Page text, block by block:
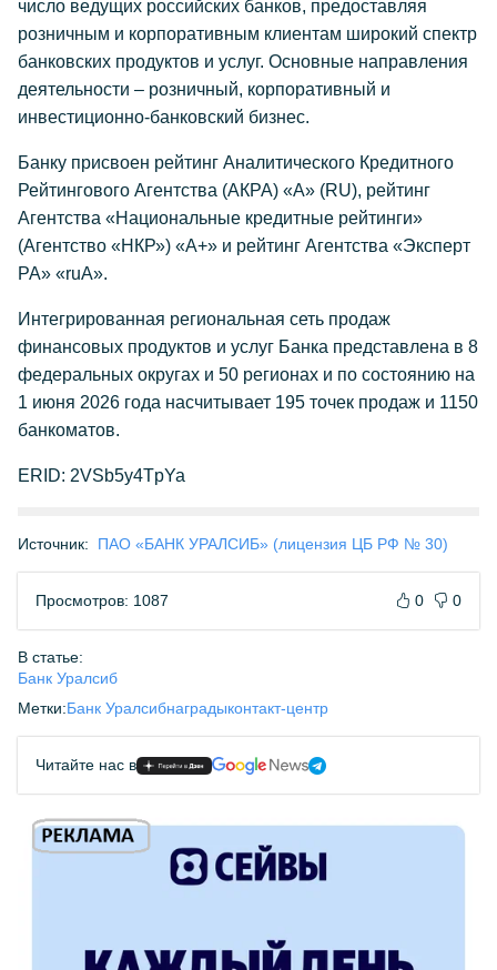
число ведущих российских банков, предоставляя
розничным и корпоративным клиентам широкий спектр
банковских продуктов и услуг. Основные направления
деятельности – розничный, корпоративный и
инвестиционно-банковский бизнес.
Банку присвоен рейтинг Аналитического Кредитного
Рейтингового Агентства (АКРА) «А» (RU), рейтинг
Агентства «Национальные кредитные рейтинги»
(Агентство «НКР») «А+» и рейтинг Агентства «Эксперт
РА» «ruА».
Интегрированная региональная сеть продаж
финансовых продуктов и услуг Банка представлена в 8
федеральных округах и 50 регионах и по состоянию на
1 июня 2026 года насчитывает 195 точек продаж и 1150
банкоматов.
ERID: 2VSb5y4TpYa
Источник: ПАО «БАНК УРАЛСИБ» (лицензия ЦБ РФ № 30)
Просмотров: 1087 0 0
В статье:
Банк Уралсиб
Метки:Банк Уралсибнаградыконтакт-центр
Читайте нас в